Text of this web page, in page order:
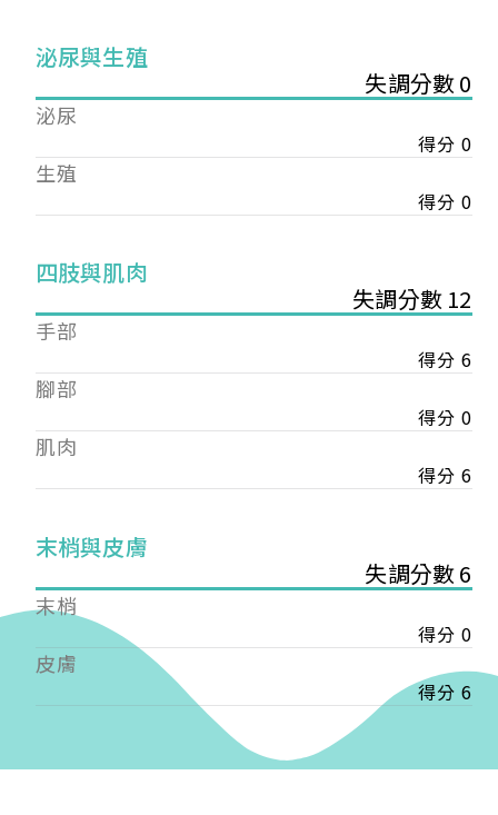
泌尿與生殖
失調分數 0
泌尿
得分 0
生殖
得分 0
四肢與肌肉
失調分數 12
手部
得分 6
腳部
得分 0
肌肉
得分 6
末梢與皮膚
失調分數 6
末梢
得分 0
皮膚
得分 6
您已成功送出會員申請
您好，您的會員申請，已成功送出，經本協會理事
會審核通過後即通知您進行繳費，繳費資訊如下
【會費】
入會費新臺幣1200元，於會員入會時繳納；常年會
費1200元，於每年度繳納。
入會費新臺幣3000元，於會員入會時繳納；常年會
費3000元，於每年度繳納。
戶名: 社團法人台灣自律神經健康培訓暨發展協會
帳號: 003-03-501566-2
銀行: (013) 國泰世華 南京東路分行